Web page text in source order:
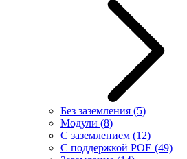
Без заземления (5)
Модули (8)
С заземлением (12)
С поддержкой POE (49)